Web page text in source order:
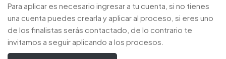
Para aplicar es necesario ingresar a tu cuenta, si no tienes
una cuenta puedes crearla y aplicar al proceso, si eres uno
de los finalistas serás contactado, de lo contrario te
invitamos a seguir aplicando a los procesos.